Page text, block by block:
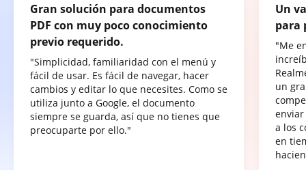
Gran solución para documentos
PDF con muy poco conocimiento
previo requerido.
"Simplicidad, familiaridad con el menú y
fácil de usar. Es fácil de navegar, hacer
cambios y editar lo que necesites. Como se
utiliza junto a Google, el documento
siempre se guarda, así que no tienes que
preocuparte por ello."
Un
para
"Me
un
a los
en